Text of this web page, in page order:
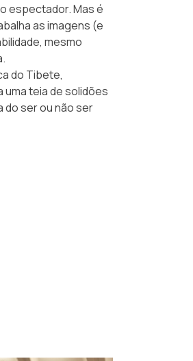
espectador. Mas é
as imagens (e
mesmo
do Tibete,
teia de solidões
do ser ou não ser